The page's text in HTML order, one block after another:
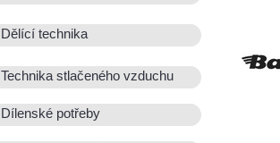
Dělící technika
Technika stlačeného vzduchu
Dílenské potřeby